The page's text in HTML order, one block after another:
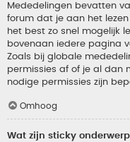
Mededelingen bevatten
forum dat je aan het
het best zo snel mogelijk
bovenaan iedere pagina
Zoals bij globale
permissies af of je al dan
nodige permissies zijn
Omhoog
Wat zijn sticky